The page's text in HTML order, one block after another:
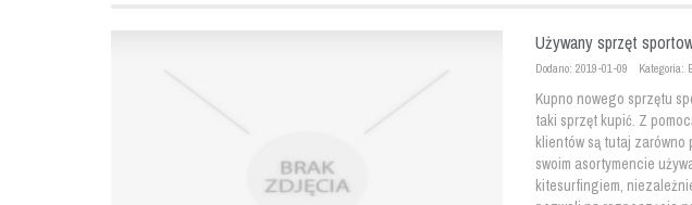
Używany sprzęt
Dodano: 2019-01-09 Kategoria:
Kupno nowego sprzętu
taki sprzęt kupić. Z
klientów są tutaj zarówno
swoim asortymencie
kitesurfingiem,